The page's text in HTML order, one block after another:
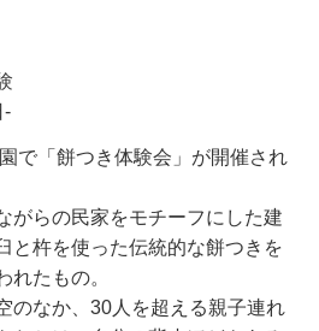
-
で「餅つき体験会」が開催され
がらの民家をモチーフにした建
と杵を使った伝統的な餅つきを
れたもの。
のなか、30人を超える親子連れ